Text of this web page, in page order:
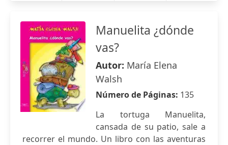
Manuelita ¿dónde
vas?
Autor: María Elena
Walsh
Número de Páginas: 135
La tortuga Manuelita,
cansada de su patio, sale a
recorrer el mundo. Un libro con las aventuras